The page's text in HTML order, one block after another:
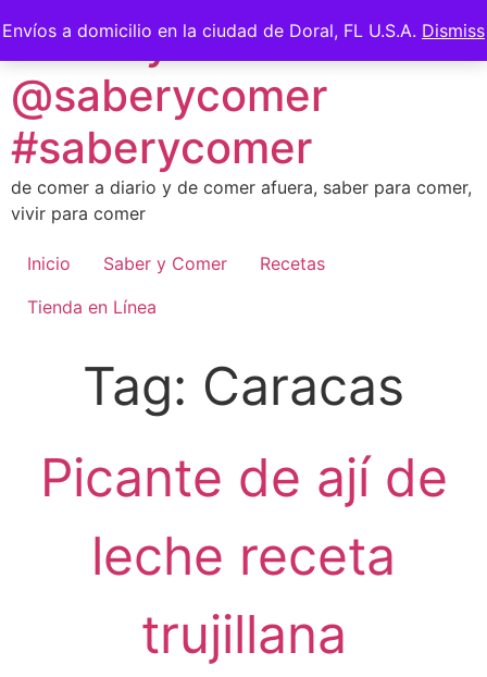
Envíos a domicilio en la ciudad de Doral, FL U.S.A. Dismiss
to
content
Saber y Comer -
@saberycomer
#saberycomer
de comer a diario y de comer afuera, saber para comer,
vivir para comer
Inicio Saber y Comer
Recetas
Tienda en Línea
Tag: Caracas
Picante de ají de
leche receta
trujillana